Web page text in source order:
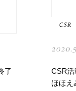
了
CSR
CSR
ほほえ